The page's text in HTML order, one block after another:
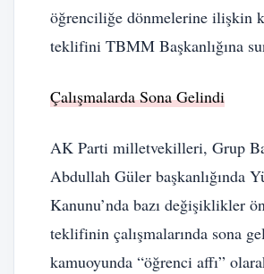
öğrenciliğe dönmelerine ilişkin
teklifini TBMM Başkanlığına
Çalışmalarda Sona Gelindi
AK Parti milletvekilleri, Grup
Abdullah Güler başkanlığında
Kanunu’nda bazı değişiklikler
teklifinin çalışmalarında sona
kamuoyunda “öğrenci affı”